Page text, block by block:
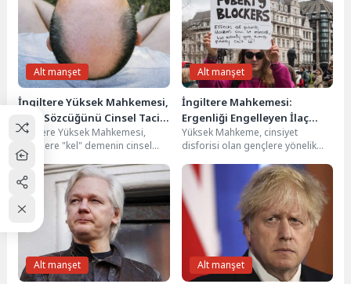
Alt manşet
İngiltere Yüksek Mahkemesi,
“Kel” Sözcüğünü Cinsel Taciz
Olarak Değerlendirdi
İngiltere Yüksek Mahkemesi,
erkeklere "kel" demenin cinsel
taciz olduğuna hükmetti. Karara
göre, bir erkeğe kel...
Alt manşet
İngiltere Mahkemesi:
Ergenliği Engelleyen İlaç
Yasağı Eski Bakanın Kişisel
Görüşüne Dayanıyor
Yüksek Mahkeme, cinsiyet
disforisi olan gençlere yönelik
yasaklanmasının, dönemin
İngiltere Sağlık Bakanı'nın...
Alt manşet Alt manşet